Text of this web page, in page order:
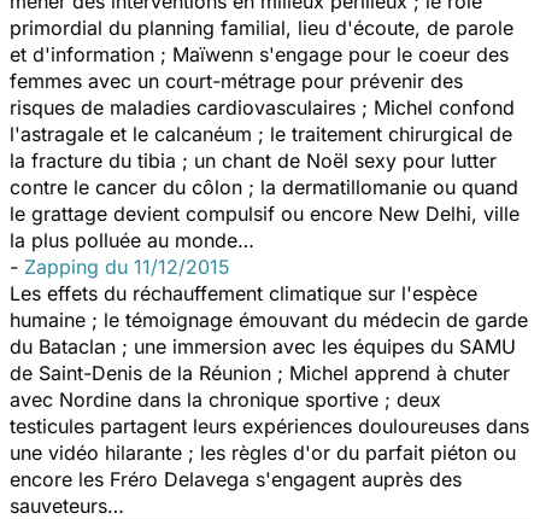
primordial du planning familial, lieu d'écoute, de parole
et d'information ; Maïwenn s'engage pour le coeur des
femmes avec un court-métrage pour prévenir des
risques de maladies cardiovasculaires ; Michel confond
l'astragale et le calcanéum ; le traitement chirurgical de
la fracture du tibia ; un chant de Noël sexy pour lutter
contre le cancer du côlon ; la dermatillomanie ou quand
le grattage devient compulsif ou encore New Delhi, ville
la plus polluée au monde…
- Zapping du 11/12/2015
Les effets du réchauffement climatique sur l'espèce
humaine ; le témoignage émouvant du médecin de garde
du Bataclan ; une immersion avec les équipes du SAMU
de Saint-Denis de la Réunion ; Michel apprend à chuter
avec Nordine dans la chronique sportive ; deux
testicules partagent leurs expériences douloureuses dans
une vidéo hilarante ; les règles d'or du parfait piéton ou
encore les Fréro Delavega s'engagent auprès des
sauveteurs…